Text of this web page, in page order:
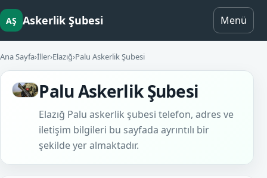
AŞ Askerlik Şubesi Menü
Ana Sayfa›İller›Elazığ›Palu Askerlik Şubesi
Palu Askerlik Şubesi
Elazığ Palu askerlik şubesi telefon, adres ve
iletişim bilgileri bu sayfada ayrıntılı bir
şekilde yer almaktadır.